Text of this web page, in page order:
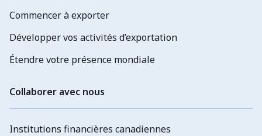
Commencer à exporter
Développer vos activités d’exportation
Étendre votre présence mondiale
Collaborer avec nous
Institutions financières canadiennes